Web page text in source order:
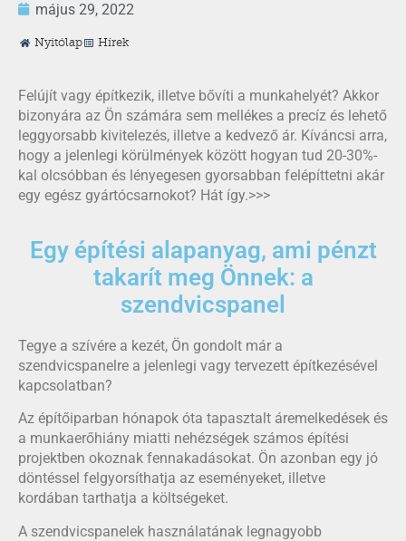
május 29, 2022
Nyitólap Hírek
Felújít vagy építkezik, illetve bővíti a munkahelyét? Akkor
bizonyára az Ön számára sem mellékes a precíz és lehető
leggyorsabb kivitelezés, illetve a kedvező ár. Kíváncsi arra,
hogy a jelenlegi körülmények között hogyan tud 20-30%-
kal olcsóbban és lényegesen gyorsabban felépíttetni akár
egy egész gyártócsarnokot? Hát így.>>>
Egy építési alapanyag, ami pénzt
takarít meg Önnek: a
szendvicspanel
Tegye a szívére a kezét, Ön gondolt már a
szendvicspanelre a jelenlegi vagy tervezett építkezésével
kapcsolatban?
Az építőiparban hónapok óta tapasztalt áremelkedések és
a munkaerőhiány miatti nehézségek számos építési
projektben okoznak fennakadásokat. Ön azonban egy jó
döntéssel felgyorsíthatja az eseményeket, illetve
kordában tarthatja a költségeket.
A szendvicspanelek használatának legnagyobb